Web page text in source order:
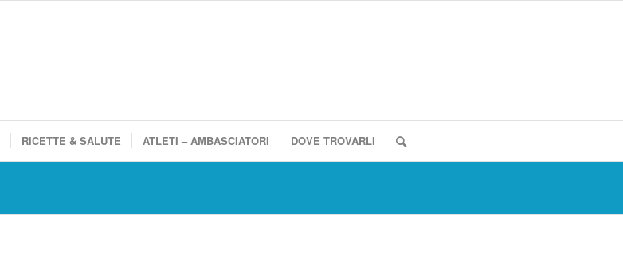
RICETTE & SALUTE ATLETI – AMBASCIATORI DOVE TROVARLI